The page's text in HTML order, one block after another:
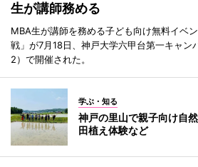
生が講師務める
MBA生が講師を務める子ども向け無料イベ
戦」が7月18日、神戸大学六甲台第一キャン
2）で開催された。
学ぶ・知る
神戸の里山で親子向け自
田植え体験など